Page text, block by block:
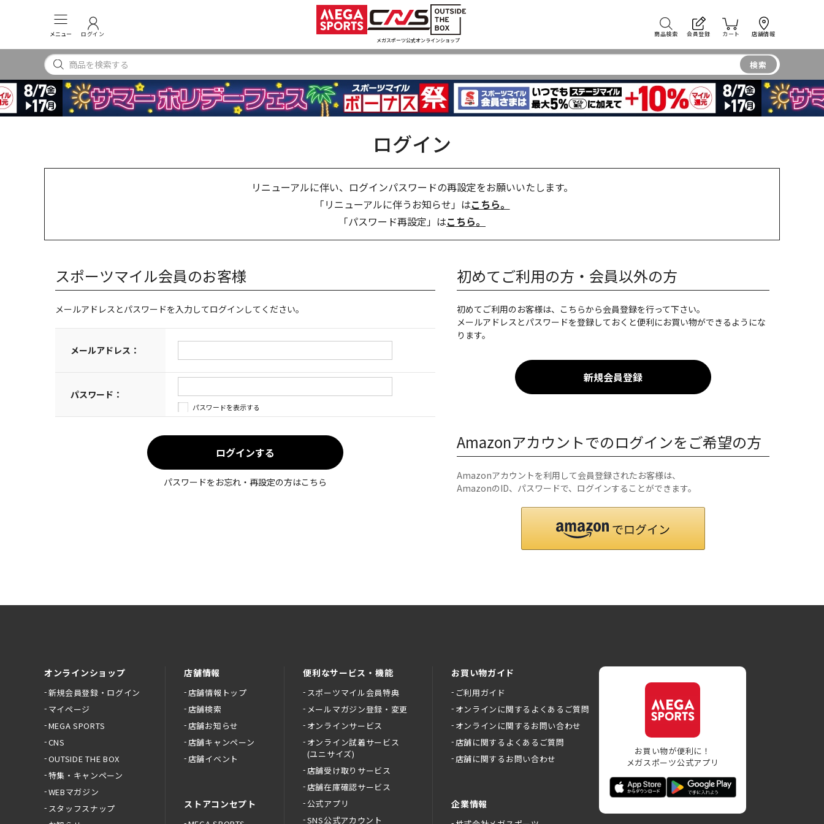
メニュー ログイン
メガスポーツ公式オンラインショップ
商品検索 会員登録 カート 店舗情報
検索
ログイン
リニューアルに伴い、ログインパスワードの再設定をお願いいたします。
「リニューアルに伴うお知らせ」はこちら。
「パスワード再設定」はこちら。
スポーツマイル会員のお客様
メールアドレスとパスワードを入力してログインしてください。
メールアドレス：
パスワード：
パスワードを表示する
パスワードをお忘れ・再設定の方はこちら
初めてご利用の方・会員以外の方
初めてご利用のお客様は、こちらから会員登録を行って下さい。
メールアドレスとパスワードを登録しておくと便利にお買い物ができるようにな
ります。
Amazonアカウントでのログインをご希望の方
Amazonアカウントを利用して会員登録されたお客様は、
AmazonのID、パスワードで、ログインすることができます。
オンラインショップ
新規会員登録・ログイン
マイページ
MEGA SPORTS
CNS
OUTSIDE THE BOX
特集・キャンペーン
WEBマガジン
スタッフスナップ
店舗情報
店舗情報トップ
店舗検索
店舗お知らせ
店舗キャンペーン
店舗イベント
ストアコンセプト
便利なサービス・機能
スポーツマイル会員特典
メールマガジン登録・変更
オンラインサービス
オンライン試着サービス
(ユニサイズ)
店舗受け取りサービス
店舗在庫確認サービス
公式アプリ
SNS公式アカウント
お買い物ガイド
ご利用ガイド
オンラインに関するよくあるご質問
オンラインに関するお問い合わせ
店舗に関するよくあるご質問
店舗に関するお問い合わせ
企業情報
お買い物が便利に！
メガスポーツ公式アプリ